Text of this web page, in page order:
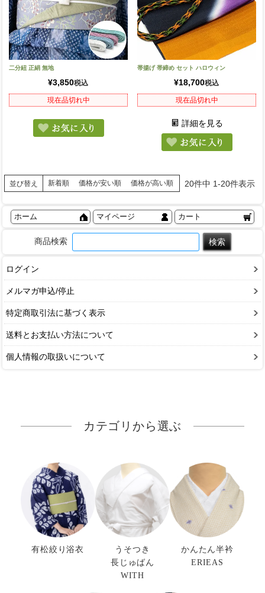
二分紐 正絹 無地
¥3,850税込
現在品切れ中
帯揚げ 帯締め セット ハロウィン
¥18,700税込
現在品切れ中
詳細を見る
並び替え 新着順 価格が安い順 価格が高い順 20件中 1-20件表示
ホーム マイページ カート
商品検索
ログイン
メルマガ申込/停止
特定商取引法に基づく表示
送料とお支払い方法について
個人情報の取扱いについて
カテゴリから選ぶ
有松絞り浴衣
うそつき
長じゅばん
WITH
かんたん半衿
ERIEAS